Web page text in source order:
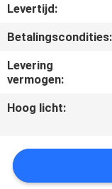
MET
ONS
OP
NIEUWS
VRAAG
EEN
Levertijd:
Betalingscondities:
Levering
vermogen:
Hoog licht: